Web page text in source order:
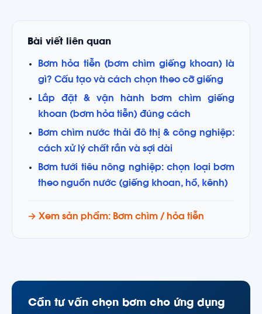
Bài viết liên quan
Bơm hỏa tiễn (bơm chìm giếng khoan) là
gì? Cấu tạo và cách chọn theo cỡ giếng
Lắp đặt & vận hành bơm chìm giếng
khoan (bơm hỏa tiễn) đúng cách
Bơm chìm nước thải đô thị & công nghiệp:
cách xử lý chất rắn và sợi dài
Bơm tưới tiêu nông nghiệp: chọn loại bơm
theo nguồn nước (giếng khoan, hồ, kênh)
→ Xem sản phẩm: Bơm chìm / hỏa tiễn
Cần tư vấn chọn bơm cho ứng dụng